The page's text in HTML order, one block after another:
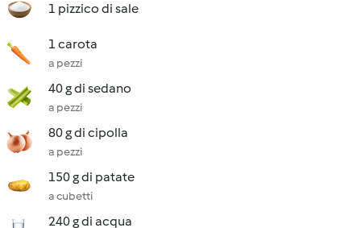
1 pizzico di sale
1 carota
a pezzi
40 g di sedano
a pezzi
80 g di cipolla
a pezzi
150 g di patate
a cubetti
240 g di acqua